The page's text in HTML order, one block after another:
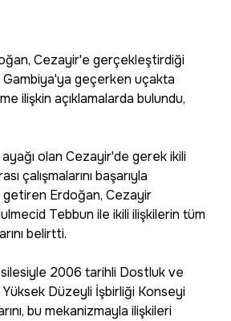
Cezayir'e gerçekleştirdiği
Gambiya'ya geçerken uçakta
ilişkin açıklamalarda bulundu,
olan Cezayir'de gerek ikili
çalışmalarını başarıyla
getiren Erdoğan, Cezayir
Tebbun ile ikili ilişkilerin tüm
belirtti.
2006 tarihli Dostluk ve
Yüksek Düzeyli İşbirliği Konseyi
bu mekanizmayla ilişkileri